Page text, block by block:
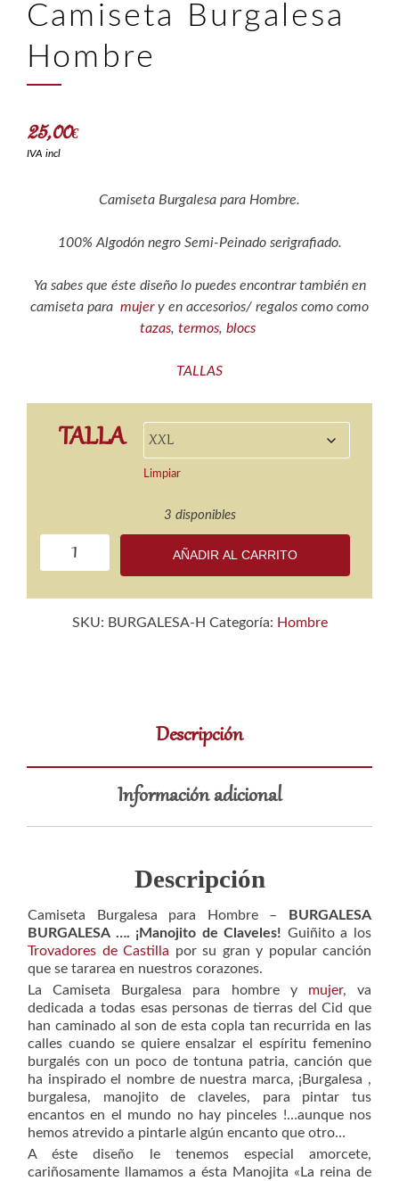
Camiseta Burgalesa
Hombre
25,00€
IVA incl
Camiseta Burgalesa para Hombre.
100% Algodón negro Semi-Peinado serigrafiado.
Ya sabes que éste diseño lo puedes encontrar también en
camiseta para mujery en accesorios/ regalos como como
tazas, termos, blocs
TALLAS
TALLA
Limpiar
3 disponibles
Camiseta
AÑADIR AL CARRITO
SKU: BURGALESA-H Categoría: Hombre
Descripción
Información adicional
Descripción
Camiseta Burgalesa para Hombre –
BURGALESA
BURGALESA …. ¡Manojito de Claveles! Guiñito a los
Trovadores de Castilla por su gran y popular canción
que se tararea en nuestros corazones.
La Camiseta Burgalesa para hombre y mujer, va
dedicada a todas esas personas de tierras del Cid que
han caminado al son de esta copla tan recurrida en las
calles cuando se quiere ensalzar el espíritu femenino
burgalés con un poco de tontuna patria, canción que
ha inspirado el nombre de nuestra marca, ¡Burgalesa ,
burgalesa, manojito de claveles, para pintar tus
encantos en el mundo no hay pinceles !…aunque nos
hemos atrevido a pintarle algún encanto que otro…
A éste diseño le tenemos especial amorcete,
cariñosamente llamamos a ésta Manojita «La reina de